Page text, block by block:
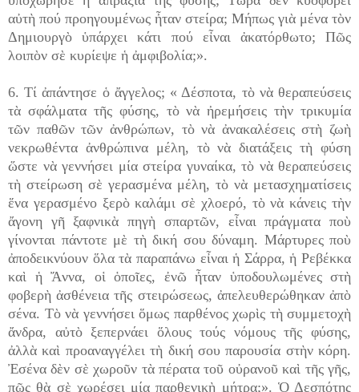
αὐτὴ πού προηγουμένως ἦταν στείρα; Μήπως γιὰ μένα τὸν
Δημιουργὸ ὑπάρχει κάτι πού εἶναι ἀκατόρθωτο; Πῶς
λοιπὸν σὲ κυρίεψε ἡ ἀμφιβολία;».
6. Τί ἀπάντησε ὁ ἄγγελος; « Δέσποτα, τὸ νὰ θεραπεύσεις
τὰ σφάλματα τῆς φύσης, τὸ νὰ ἠρεμήσεις τὴν τρικυμία
τῶν παθῶν τῶν ἀνθρώπων, τὸ νὰ ἀνακαλέσεις στὴ ζωὴ
νεκρωθέντα ἀνθρώπινα μέλη, τὸ νὰ διατάξεις τὴ φύση
ὥστε νὰ γεννήσει μία στείρα γυναίκα, τὸ νὰ θεραπεύσεις
τὴ στείρωση σὲ γερασμένα μέλη, τὸ νὰ μετασχηματίσεις
ἕνα γερασμένο ξερὸ καλάμι σὲ χλοερό, τὸ νὰ κάνεις τὴν
ἄγονη γῆ ξαφνικὰ πηγὴ σπαρτῶν, εἶναι πράγματα ποὺ
γίνονται πάντοτε μὲ τὴ δική σου δύναμη. Μάρτυρες ποὺ
ἀποδεικνύουν ὅλα τὰ παραπάνω εἶναι ἡ Σάρρα, ἡ Ρεβέκκα
καὶ ἡ Ἄννα, οἱ ὁποῖες, ἐνῶ ἦταν ὑποδουλωμένες στὴ
φοβερὴ ἀσθένεια τῆς στειρώσεως, ἀπελευθερώθηκαν ἀπὸ
σένα. Τὸ νὰ γεννήσει ὅμως παρθένος χωρὶς τὴ συμμετοχὴ
ἄνδρα, αὐτὸ ξεπερνάει ὅλους τούς νόμους τῆς φύσης,
ἀλλὰ καὶ προαναγγέλει τὴ δική σου παρουσία στὴν κόρη.
Ἐσένα δὲν σὲ χωροῦν τὰ πέρατα τοῦ οὐρανοῦ καὶ τῆς γῆς,
πῶς θὰ σὲ χωρέσει μία παρθενικὴ μήτρα;». Ὁ Δεσπότης